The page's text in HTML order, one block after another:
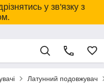
у зв'язку з
Латунний подовжувач